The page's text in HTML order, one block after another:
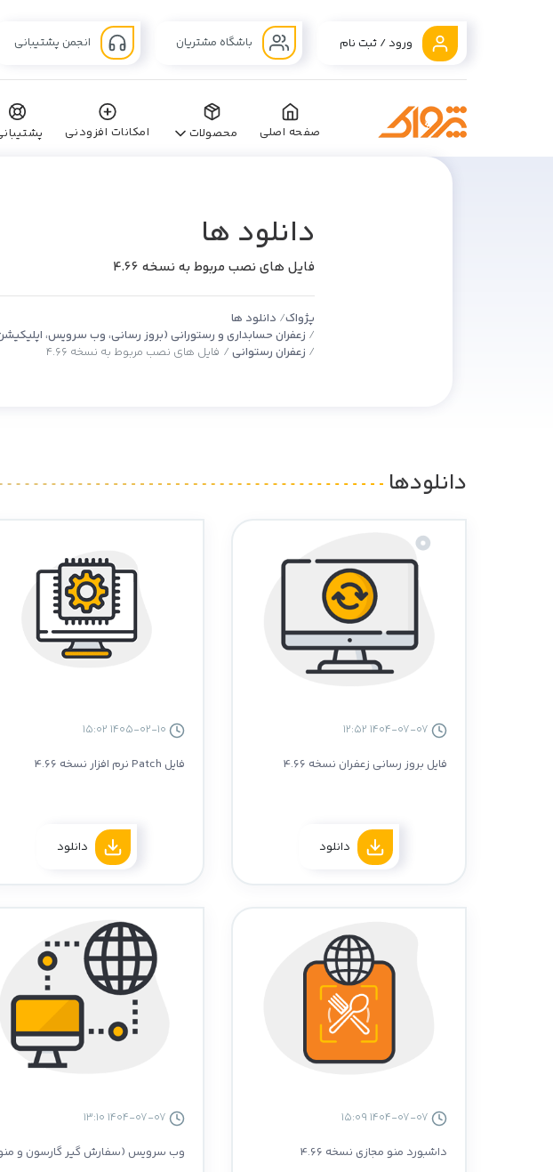
ورود / ثبت نام باشگاه مشتریان انجمن پشتیبانی
صفحه اصلی محصولات امکانات افزودنی
دانلود ها
فایل های نصب مربوط به نسخه 4.66
پژواک دانلود ها
زعفران حسابداری و رستورانی (بروز رسانی، وب سرویس،
زعفران رستوانی
فایل های نصب مربوط به نسخه 4.66
دانلودها
فایل بروز رسانی زعفران نسخه 4.66
دانلود
فایل Patch نرم افزار نسخه 4.66
دانلود
داشبورد منو مجازی نسخه 4.66
وب سرویس (سفارش گیر گارسون و